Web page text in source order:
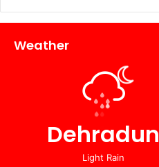
Weather
Dehradun
Light Rain